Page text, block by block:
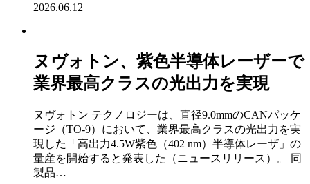
2026.06.12
ヌヴォトン、紫色半導体レーザーで
業界最高クラスの光出力を実現
ヌヴォトン テクノロジーは、直径9.0mmのCANパッケ
ージ（TO-9）において、業界最高クラスの光出力を実
現した「高出力4.5W紫色（402 nm）半導体レーザ」の
量産を開始すると発表した（ニュースリリース）。 同
製品…